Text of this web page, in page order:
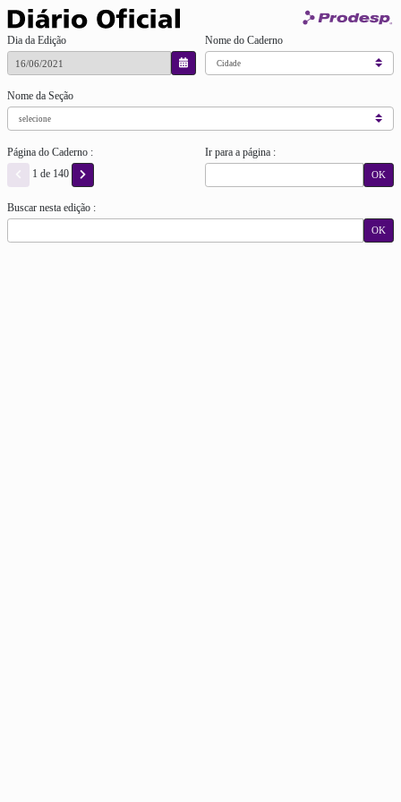
Dia da Edição Nome do Caderno
Nome da Seção
Página do Caderno :
1 de 140
Ir para a página :
OK
Buscar nesta edição :
OK